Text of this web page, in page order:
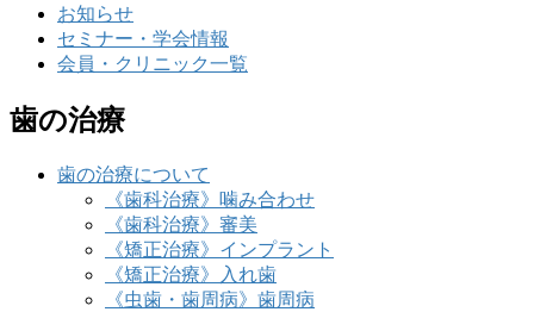
お知らせ
セミナー・学会情報
会員・クリニック一覧
歯の治療
歯の治療について
《歯科治療》噛み合わせ
《歯科治療》審美
《矯正治療》インプラント
《矯正治療》入れ歯
《虫歯・歯周病》歯周病